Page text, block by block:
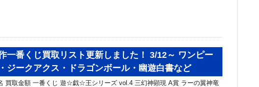
一番くじ買取リスト更新しました！ 3/12～ ワンピー
ジークアクス・ドラゴンボール・幽遊白書など
買取金額 一番くじ 遊☆戯☆王シリーズ vol.4 三幻神顕現 A賞 ラーの翼神竜